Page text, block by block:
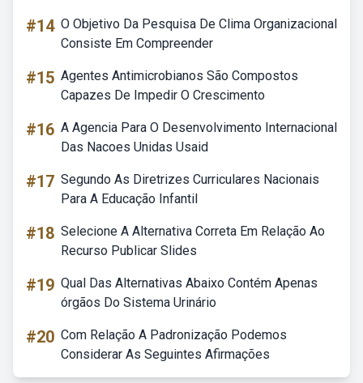
#14 O Objetivo Da Pesquisa De Clima Organizacional
Consiste Em Compreender
#15 Agentes Antimicrobianos São Compostos
Capazes De Impedir O Crescimento
#16 A Agencia Para O Desenvolvimento Internacional
Das Nacoes Unidas Usaid
#17 Segundo As Diretrizes Curriculares Nacionais
Para A Educação Infantil
#18 Selecione A Alternativa Correta Em Relação Ao
Recurso Publicar Slides
#19 Qual Das Alternativas Abaixo Contém Apenas
órgãos Do Sistema Urinário
#20 Com Relação A Padronização Podemos
Considerar As Seguintes Afirmações